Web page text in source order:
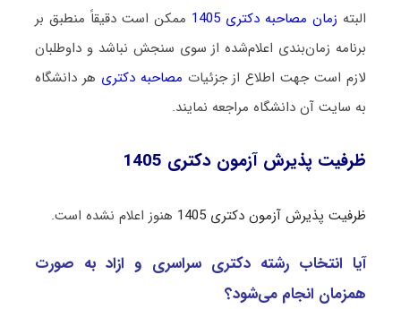
البته زمان مصاحبه دکتری 1405
ممکن است دقیقاً منطبق بر
برنامه زمان‌بندی اعلام‌شده از سوی سنجش نباشد و داوطلبان
لازم است جهت اطلاع از جزئیات مصاحبه دکتری هر دانشگاه
به سایت آن دانشگاه مراجعه نمایند.
ظرفیت پذیرش آزمون دکتری 1405
ظرفیت پذیرش آزمون دکتری 1405 هنوز اعلام نشده است.
آیا انتخاب رشته دکتری سراسری و ازاد به صورت
همزمان انجام می‌شود؟